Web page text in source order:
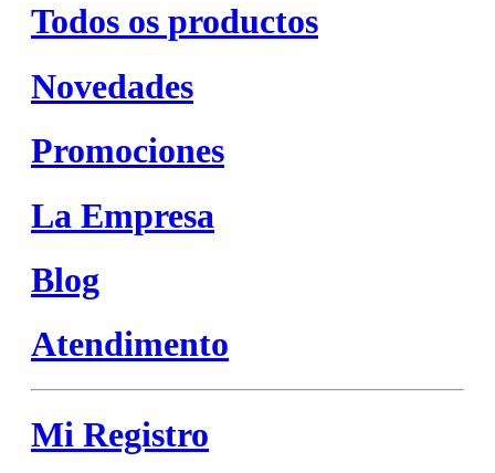
Todos os productos
Novedades
Promociones
La Empresa
Blog
Atendimento
Mi Registro